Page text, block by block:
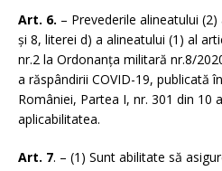
Art. 6. – Prevederile alineatului
și 8, literei d) a alineatului (1) al
nr.2 la Ordonanța militară nr.8/
a răspândirii COVID-19, publicată
României, Partea I, nr. 301 din 10
aplicabilitatea.
Art. 7. – (1) Sunt abilitate să